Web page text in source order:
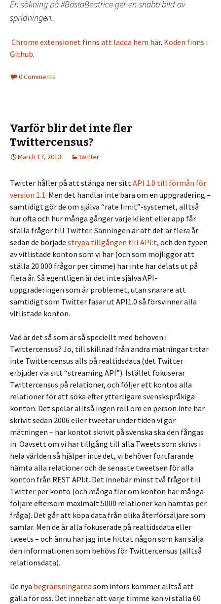
En sökning på #BästaBeatrice ger en snabb bild av
spridningen.
Chrome extensionet finns att ladda hem här. Koden finns i
Github.
0 Comments
Varför blir det inte fler
Twittercensus?
March 17, 2013 twitter
Twitter håller på att stänga ner sitt API 1.0 till förmån för
version 1.1. Men det handlar inte bara om en uppgradering –
samtidigt gör de om själva “rate limit”-systemet, alltså
hur ofta och hur många gånger varje klient eller app får
ställa frågor till Twitter. Sanningen är att det är flera år
sedan de började strypa tillgången till API:t, och den typen
av vitlistade konton som vi har (och som möjliggör att
ställa 20 000 frågor per timme) har inte har delats ut på
flera år. Så egentligen är det inte själva API-
uppgraderingen som är problemet, utan snarare att
samtidigt som Twitter fasar ut API1.0 så försvinner alla
vitlistade konton.
Vad är det så som är så speciellt med behoven i
Twittercensus? Jo, till skillnad från andra mätningar tittar
inte Twittercensus alls på realtidsdata (det Twitter
erbjuder via sitt “streaming API”). Istället fokuserar
Twittercensus på relationer, och följer ett kontos alla
relationer för att söka efter ytterligare svenskspråkiga
konton. Det spelar alltså ingen roll om en person inte har
skrivit sedan 2006 eller tweetar under tiden vi gör
mätningen – har kontot skrivit på svenska ska den fångas
in. Oavsett om vi har tillgång till alla Tweets som skrivs i
hela världen så hjälper inte det, vi behöver fortfarande
hämta alla relationer och de senaste tweetsen för alla
konton från REST API:t. Det innebär minst två frågor till
Twitter per konto (och många fler om konton har många
följare eftersom maximalt 5000 relationer kan hämtas per
fråga). Det går att köpa data från olika återförsäljare som
samlar. Men de är alla fokuserade på realtidsdata eller
tweets – och ännu har jag inte hittat någon som kan sälja
den informationen som behövs för Twittercensus (alltså
relationsdata).
De nya begränsningarna som införs kommer alltså att
gälla för oss. Det innebär att varje timme kan vi ställa 60